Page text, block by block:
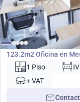
€673 000
Oficina
123.2m2 Oficina en
1 Piso
+ VAT